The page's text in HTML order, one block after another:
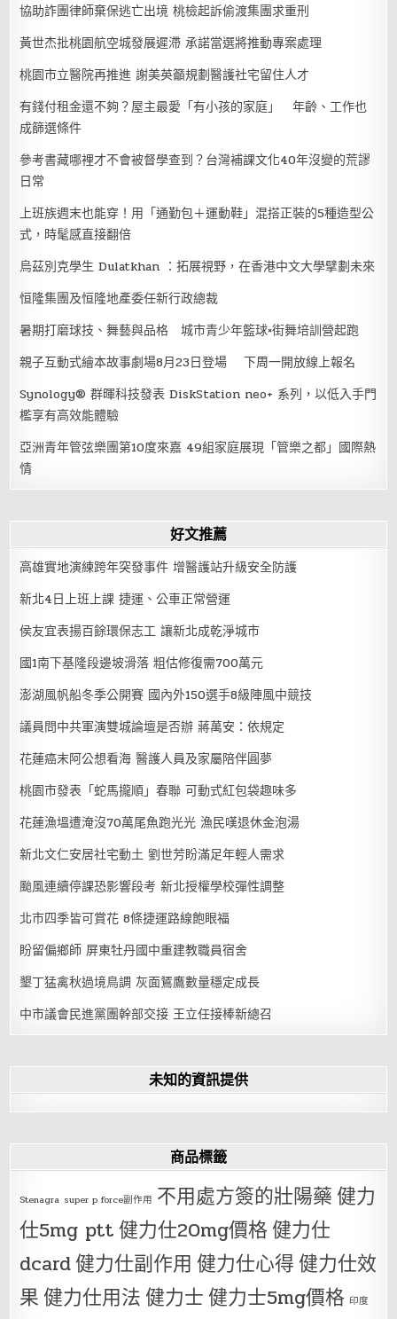
協助詐團律師棄保逃亡出境 桃檢起訴偷渡集團求重刑
黃世杰批桃園航空城發展遲滯 承諾當選將推動專案處理
桃園市立醫院再推進 謝美英籲規劃醫護社宅留住人才
有錢付租金還不夠？屋主最愛「有小孩的家庭」 年齡、工作也
成篩選條件
參考書藏哪裡才不會被督學查到？台灣補課文化40年沒變的荒謬
日常
上班族週末也能穿！用「通勤包＋運動鞋」混搭正裝的5種造型公
式，時髦感直接翻倍
烏茲別克學生 Dulatkhan ：拓展視野，在香港中文大學擘劃未來
恒隆集團及恒隆地產委任新行政總裁
暑期打磨球技、舞藝與品格 城市青少年籃球×街舞培訓營起跑
親子互動式繪本故事劇場8月23日登場 下周一開放線上報名
Synology® 群暉科技發表 DiskStation neo+ 系列，以低入手門
檻享有高效能體驗
亞洲青年管弦樂團第10度來嘉 49組家庭展現「管樂之都」國際熱
情
好文推薦
高雄實地演練跨年突發事件 增醫護站升級安全防護
新北4日上班上課 捷運、公車正常營運
侯友宜表揚百餘環保志工 讓新北成乾淨城市
國1南下基隆段邊坡滑落 粗估修復需700萬元
澎湖風帆船冬季公開賽 國內外150選手8級陣風中競技
議員問中共軍演雙城論壇是否辦 蔣萬安：依規定
花蓮癌末阿公想看海 醫護人員及家屬陪伴圓夢
桃園市發表「蛇馬攏順」春聯 可動式紅包袋趣味多
花蓮漁塭遭淹沒70萬尾魚跑光光 漁民嘆退休金泡湯
新北文仁安居社宅動土 劉世芳盼滿足年輕人需求
颱風連續停課恐影響段考 新北授權學校彈性調整
北市四季皆可賞花 8條捷運路線飽眼福
盼留偏鄉師 屏東牡丹國中重建教職員宿舍
墾丁猛禽秋過境鳥調 灰面鵟鷹數量穩定成長
中市議會民進黨團幹部交接 王立任接棒新總召
未知的資訊提供
商品標籤
Stenagra super p force副作用 不用處方簽的壯陽藥健力
仕5mg ptt健力仕20mg價格健力仕
dcard健力仕副作用 健力仕心得健力仕效
果健力仕用法健力士健力士5mg價格 印度